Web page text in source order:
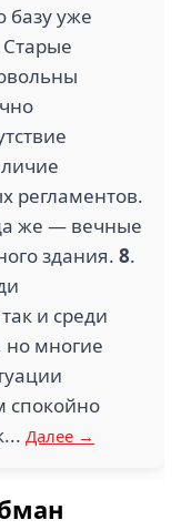
базу уже
Старые
регламентов.
же — вечные
здания. 8.
и среди
многие
спокойно
Далее →